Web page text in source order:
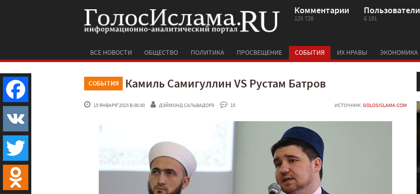
Комментарии
125 728
Пользователи
6 191
ВСЕ НОВОСТИ ОБЩЕСТВО ПОЛИТИКА ПРОСВЕЩЕНИЕ СОБЫТИЯ ИХ НРАВЫ ЭКОНОМИКА
СОБЫТИЯ Камиль Самигуллин VS Рустам Батров
15 ЯНВАРЯ'2015 В 08:00 ДЭЙМОНД САЛЬВАДОРЭ 15 ИСТОЧНИК: GOLOSISLAMA.COM
Facebook
VK
Twitter